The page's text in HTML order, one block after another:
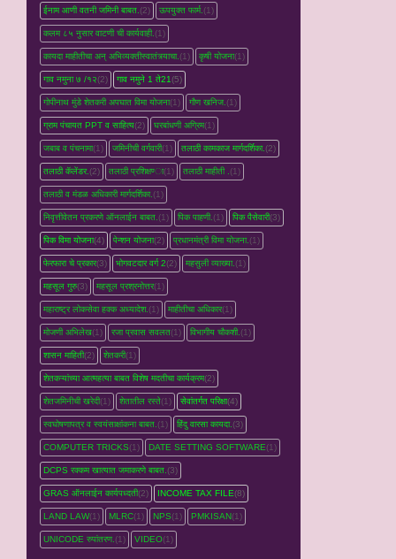
ईनाम आणी वतनी जमिनी बाबत. (2) ऊपयुक्त फार्म. (1)
कलम ८५ नुसार वाटणी ची कार्यवाही. (1)
कायदा माहीतीचा अन् अभिव्यक्तीस्वातंत्र्याचा. (1) कृषी योजना(1)
गाव नमुना ७ /१२(2) गाव नमुने 1 ते21(5)
गोपीनाथ मुंडे शेतकरी अपघात विमा योजना(1) गौण खनिज. (1)
ग्राम पंचायत PPT व साहित्य(2) घरबांधणी अग्रिम(1)
जबाब व पंचनामा(1) जमिनीची वर्गवारी(1) तलाठी कामकाज मार्गदर्शिका.(2)
तलाठी कॅलेंडर.(2) तलाठी प्रशिक्षण्‍ा(1) तलाठी माहीती . (1)
तलाठी व मंडळ अधिकारी मार्गदर्शिका. (1)
निवृत्तीवेतन प्रकरणे ऑनलाईन बाबत. (1) पिक पाहणी. (1) पिक पैसेवारी(3)
पिक विमा योजना(4) पेन्शन योजना(2) प्रधानमंत्री विमा योजना. (1)
फेरफारा चे प्रकार(3) भोगवटदार वर्ग 2(2) महसुली व्‍याख्‍या. (1)
महसूल गुरु(3) महसूल प्रश्रनोत्तर(1)
महाराष्ट्र लोकसेवा हक्क अध्यादेश. (1) माहीतीचा अधिकार(1)
मोजणी अभिलेख(1) रजा प्रवास सवलत(1) विभागीय चौकशी. (1)
शासन माहिती(2) शेतकरी(1)
शेतकऱ्यांच्‍या आत्महत्‍या बाबत विशेष मदतीचा कार्यक्रम(2)
शेतजमिनीची खरेदी(1) शेतातील रस्‍ते(1) सेवांतर्गत परिक्षा(4)
स्वघोषणापत्र व स्वयंसाक्षांकना बाबत. (1) हिंदु वारसा कायदा.(3)
COMPUTER TRICKS(1) DATE SETTING SOFTWARE(1)
DCPS रक्‍कम खात्‍यात जमाकरणे बाबत. (3)
GRAS ऑनलाईन कार्यपध्‍दती(2) INCOME TAX FILE(8)
LAND LAW(1) MLRC(1) NPS(1) PMKISAN(1)
UNICODE रुपांतरण. (1) VIDEO(1)